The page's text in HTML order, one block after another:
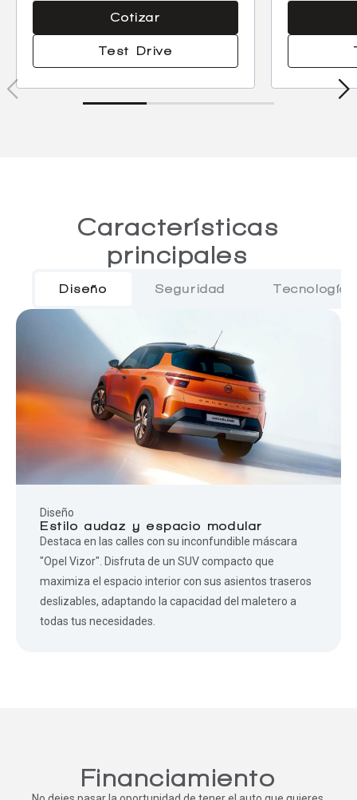
Cotizar
Test Drive
Características
principales
Diseño Seguridad Tecnología
Diseño
Estilo audaz y espacio modular
Destaca en las calles con su inconfundible máscara
"Opel Vizor". Disfruta de un SUV compacto que
maximiza el espacio interior con sus asientos traseros
deslizables, adaptando la capacidad del maletero a
todas tus necesidades.
Financiamiento